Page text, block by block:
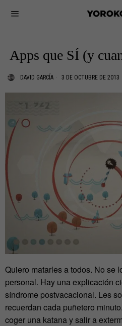
Apps que SÍ (y
DAVID GARCÍA 3 DE OCTUBRE DE 2013
Quiero matarles a todos. No se
personal. Hay una explicación
síndrome postvacacional. Les
recuerdan cada puñetero
coger una katana y salir a